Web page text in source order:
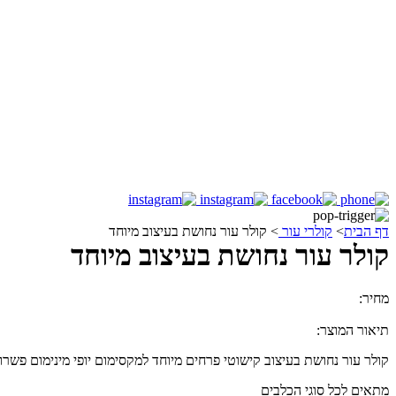
דף הבית> קולרי עור > קולר עור נחושת בעיצוב מיוחד
קולר עור נחושת בעיצוב מיוחד
מחיר:
תיאור המוצר:
קולר עור נחושת בעיצוב קישוטי פרחים מיוחד למקסימום יופי מינימום
מתאים לכל סוגי הכלבים